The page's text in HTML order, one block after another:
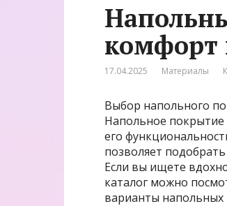
комфорт
17.04.2025 Материалы
Выбор напольного
Напольное
его
позволяет
Если вы ищете
каталог можно
варианты напольных